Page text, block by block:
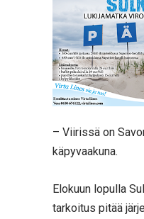
– Viirissä on
käpyvaakuna.
Elokuun lopulla
tarkoitus pitää